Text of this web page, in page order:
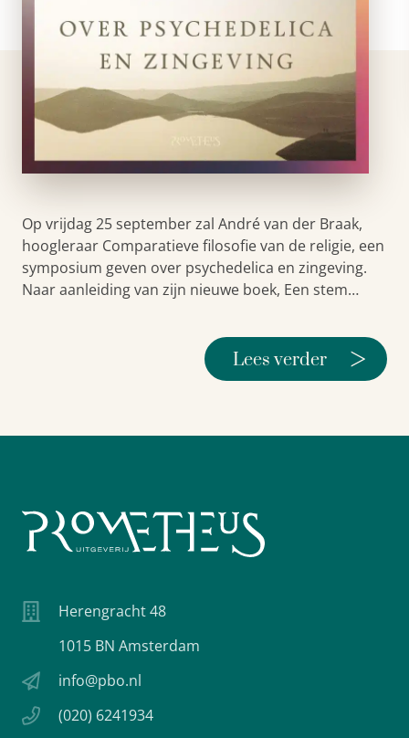
Op vrijdag 25 september zal André van der Braak,
hoogleraar Comparatieve filosofie van de religie, een
symposium geven over psychedelica en zingeving.
Naar aanleiding van zijn nieuwe boek, Een stem…
Lees verder >
Herengracht 48
1015 BN Amsterdam
info@pbo.nl
(020) 6241934